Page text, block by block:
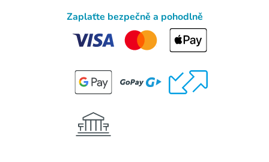
Zaplaťte bezpečně a pohodlně